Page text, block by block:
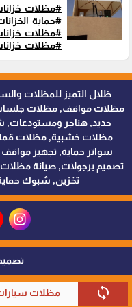
sync مظلات
مظلات مواقف, مظلات
حديد, هناجر
مظلات خشبية, مظلات
سواتر حماية, تجهيز
تصميم برجولات, صيانة
تخزين, شبوك